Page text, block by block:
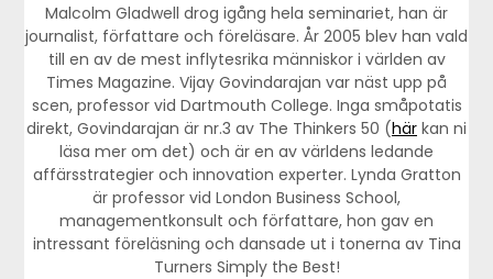
Malcolm Gladwell drog igång hela seminariet, han är
journalist, författare och föreläsare. År 2005 blev han vald
till en av de mest inflytesrika människor i världen av
Times Magazine. Vijay Govindarajan var näst upp på
scen, professor vid Dartmouth College. Inga småpotatis
direkt, Govindarajan är nr.3 av The Thinkers 50 (här kan ni
läsa mer om det) och är en av världens ledande
affärsstrategier och innovation experter. Lynda Gratton
är professor vid London Business School,
managementkonsult och författare, hon gav en
intressant föreläsning och dansade ut i tonerna av Tina
Turners Simply the Best!